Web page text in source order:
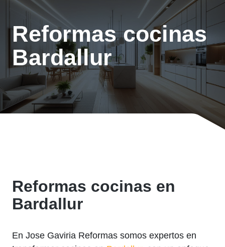
Reformas cocinas
Bardallur
Reformas cocinas en
Bardallur
En Jose Gaviria Reformas somos expertos en